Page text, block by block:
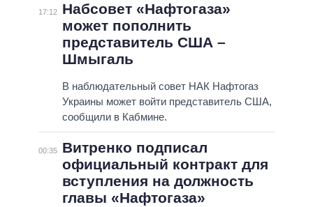
17:12
Набсовет «Нафтогаза»
может пополнить
представитель США –
Шмыгаль
В наблюдательный совет НАК Нафтогаз
Украины может войти представитель США,
сообщили в Кабмине.
00:35
Витренко подписал
официальный контракт для
вступления на должность
главы «Нафтогаза»